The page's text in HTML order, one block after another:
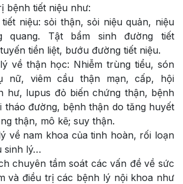
bệnh tiết niệu như:
niệu: sỏi thận, sỏi niệu quản, niệu
quang. Tật bẩm sinh đường tiết
tiền liệt, bướu đường tiết niệu.
về thận học: Nhiễm trùng tiểu, són
nữ, viêm cầu thận mạn, cấp, hội
hư, lupus đỏ biến chứng thận, bệnh
tháo đường, bệnh thận do tăng huyết
thận, mô kẽ; suy thận.
về nam khoa của tinh hoàn, rối loạn
sinh lý…
chuyên tầm soát các vấn đề về sức
và điều trị các bệnh lý nội khoa như